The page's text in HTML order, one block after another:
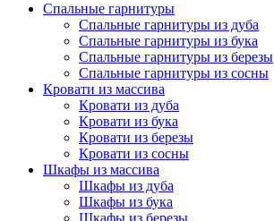
Спальные гарнитуры
Спальные гарнитуры из дуба
Спальные гарнитуры из бука
Спальные гарнитуры из березы
Спальные гарнитуры из сосны
Кровати из массива
Кровати из дуба
Кровати из бука
Кровати из березы
Кровати из сосны
Шкафы из массива
Шкафы из дуба
Шкафы из бука
Шкафы из березы